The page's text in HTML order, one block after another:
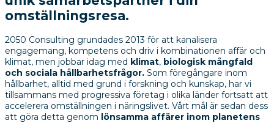
omställningsresa.
2050 Consulting grundades 2013 för att kanalisera
engagemang, kompetens och driv i kombinationen affär och
klimat, men jobbar idag med klimat, biologisk mångfald
och sociala hållbarhetsfrågor. Som föregångare inom
hållbarhet, alltid med grund i forskning och kunskap, har vi
tillsammans med progressiva företag i olika länder fortsatt att
accelerera omställningen i näringslivet. Vårt mål är sedan dess
att göra detta genom lönsamma affärer inom planetens